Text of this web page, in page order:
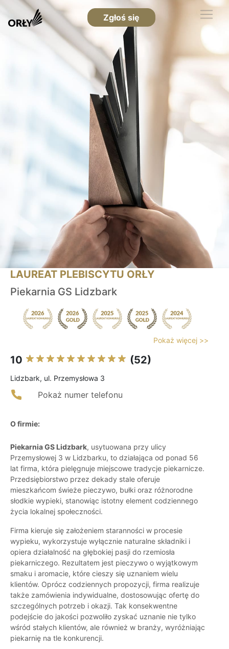
Zgłoś się
LAUREAT PLEBISCYTU ORŁY
Piekarnia GS Lidzbark
Pokaż więcej >>
10 (52)
Lidzbark, ul. Przemysłowa 3
Pokaż numer telefonu
O firmie:
Piekarnia GS Lidzbark, usytuowana przy ulicy
Przemysłowej 3 w Lidzbarku, to działająca od ponad 56
lat firma, która pielęgnuje miejscowe tradycje piekarnicze.
Przedsiębiorstwo przez dekady stale oferuje
mieszkańcom świeże pieczywo, bułki oraz różnorodne
słodkie wypieki, stanowiąc istotny element codziennego
życia lokalnej społeczności.
Firma kieruje się założeniem staranności w procesie
wypieku, wykorzystuje wyłącznie naturalne składniki i
opiera działalność na głębokiej pasji do rzemiosła
piekarniczego. Rezultatem jest pieczywo o wyjątkowym
smaku i aromacie, które cieszy się uznaniem wielu
klientów. Oprócz codziennych propozycji, firma realizuje
także zamówienia indywidualne, dostosowując ofertę do
szczególnych potrzeb i okazji. Tak konsekwentne
podejście do jakości pozwoliło zyskać uznanie nie tylko
wśród stałych klientów, ale również w branży, wyróżniając
piekarnię na tle konkurencji.